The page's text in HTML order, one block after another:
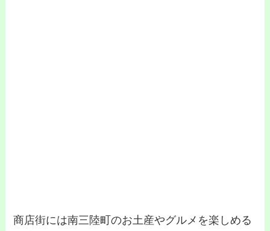
商店街には南三陸町のお土産やグルメを楽しめる